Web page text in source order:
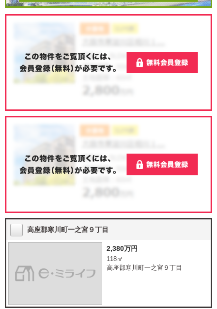
高座郡寒川町一之宮９丁目
2,380万円
118㎡
高座郡寒川町一之宮９丁目